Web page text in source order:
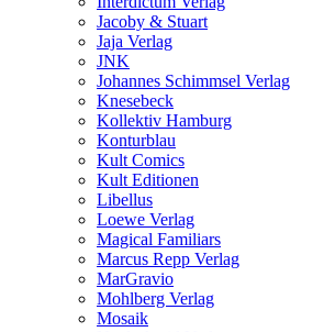
Jacoby & Stuart
Jaja Verlag
JNK
Johannes Schimmsel Verlag
Knesebeck
Kollektiv Hamburg
Konturblau
Kult Comics
Kult Editionen
Libellus
Loewe Verlag
Magical Familiars
Marcus Repp Verlag
MarGravio
Mohlberg Verlag
Mosaik